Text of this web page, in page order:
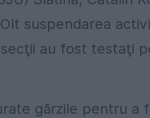
suspendarea
au fost testaţi
gărzile pentru